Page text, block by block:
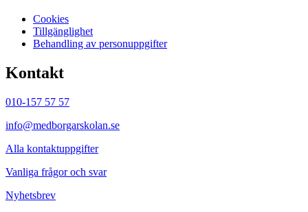
Cookies
Tillgänglighet
Behandling av personuppgifter
Kontakt
010-157 57 57
info@medborgarskolan.se
Alla kontaktuppgifter
Vanliga frågor och svar
Nyhetsbrev